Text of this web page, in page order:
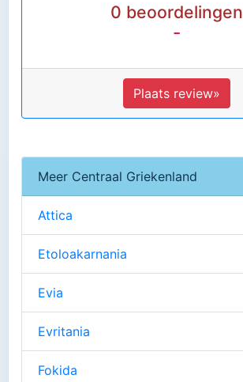
0 beoordelingen
-
Plaats review»
Meer Centraal Griekenland
Attica
Etoloakarnania
Evia
Evritania
Fokida